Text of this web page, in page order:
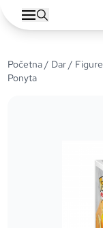
Početna/ Dar/ Figure
Ponyta